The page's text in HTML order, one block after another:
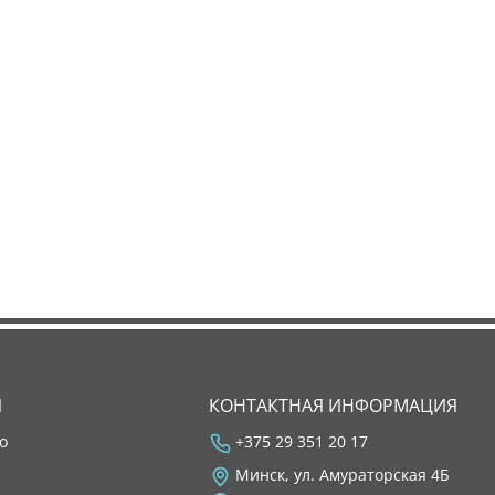
КОНТАКТНАЯ ИНФОРМАЦИЯ
+375 29 351 20 17
Минск, ул. Амураторская 4Б